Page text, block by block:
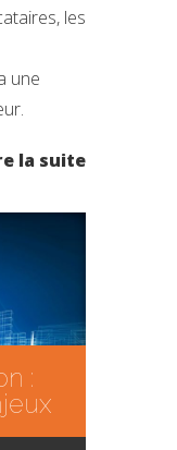
les
une
la suite
: